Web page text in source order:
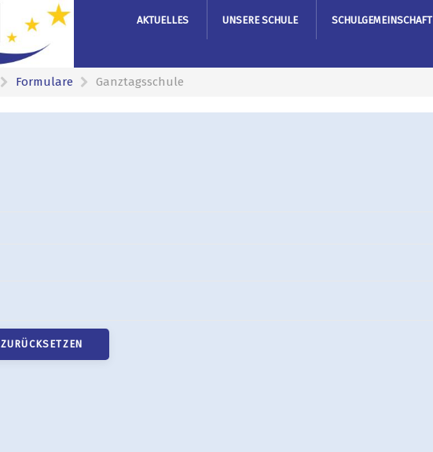
AKTUELLES UNSERE SCHULE SCHULGEMEINSCHAFT
Formulare Ganztagsschule
ZURÜCKSETZEN